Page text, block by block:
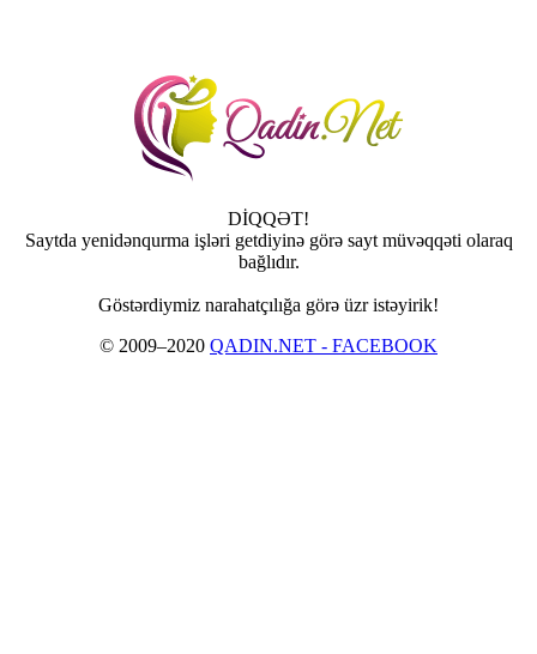
DİQQƏT!
Saytda yenidənqurma işləri getdiyinə görə sayt müvəqqəti olaraq
bağlıdır.
Göstərdiymiz narahatçılığa görə üzr istəyirik!
© 2009–2020 QADIN.NET - FACEBOOK